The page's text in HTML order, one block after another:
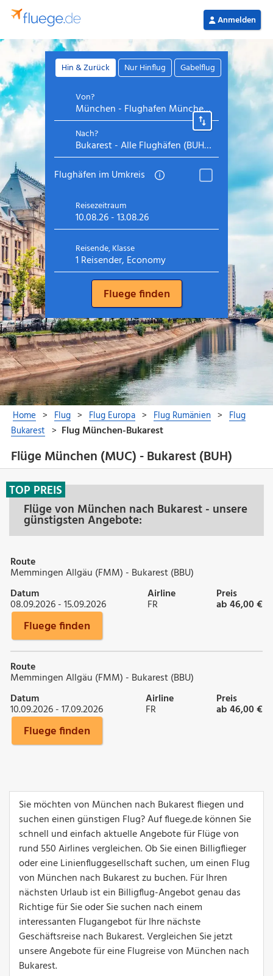
Flüge München (MUC) - Bukarest (BUH)
Flüge von München nach Bukarest - unsere
günstigsten Angebote:
TOP PREIS
Route
Memmingen Allgäu (FMM) - Bukarest (BBU)
Datum
08.09.2026 - 15.09.2026
Airline
FR
Preis
ab 46,00 €
Fluege finden
Route
Memmingen Allgäu (FMM) - Bukarest (BBU)
Datum
10.09.2026 - 17.09.2026
Airline
FR
Preis
ab 46,00 €
Fluege finden
Sie möchten von München nach Bukarest fliegen und
suchen einen günstigen Flug? Auf fluege.de können Sie
schnell und einfach aktuelle Angebote für Flüge von
rund 550 Airlines vergleichen. Ob Sie einen Billigflieger
oder eine Linienfluggesellschaft suchen, um einen Flug
von München nach Bukarest zu buchen. Für Ihren
nächsten Urlaub ist ein Billigflug-Angebot genau das
Richtige für Sie oder Sie suchen nach einem
interessanten Flugangebot für Ihre nächste
Geschäftsreise nach Bukarest. Vergleichen Sie jetzt
unsere Angebote für eine Flugreise von München nach
Bukarest.